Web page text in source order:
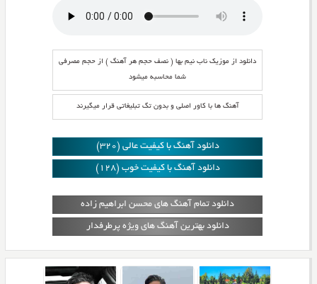
دانلود از موزیک ناب نیم بها ( نصف حجم هر آهنگ ) از حجم مصرفی
شما محاسبه میشود
آهنگ ها با کاور اصلی و بدون تگ تبلیغاتی قرار میگیرند
دانلود آهنگ با کیفیت عالی (320)
دانلود آهنگ با کیفیت خوب (128)
دانلود تمام آهنگ های محسن ابراهیم زاده
دانلود بهترین آهنگ های ویژه پرطرفدار